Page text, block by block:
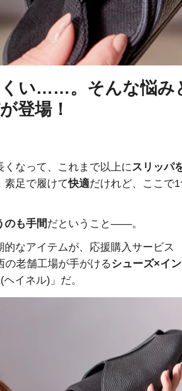
くい……。そんな悩み
登場！
くなって、これまで以上にスリッパ
素足で履けて快適だけれど、ここで
のも手間だということ——。
なアイテムが、応援購入サービス
の老舗工場が手がける シューズ×イ
イネル)」だ。